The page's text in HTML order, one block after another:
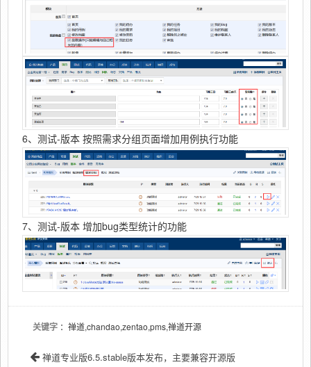
6、测试-版本 按照需求分组页面增加用例执行功能
7、测试-版本 增加bug类型统计的功能
关键字 ：禅道,chandao,zentao,pms,禅道开源
禅道专业版6.5.stable版本发布，主要兼容开源版